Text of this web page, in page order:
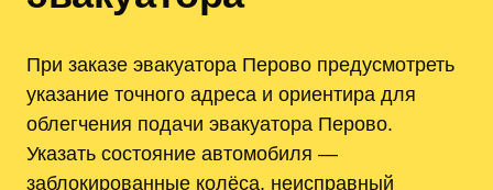
При заказе эвакуатора Перово предусмотреть
указание точного адреса и ориентира для
облегчения подачи эвакуатора Перово.
Указать состояние автомобиля —
заблокированные колёса, неисправный